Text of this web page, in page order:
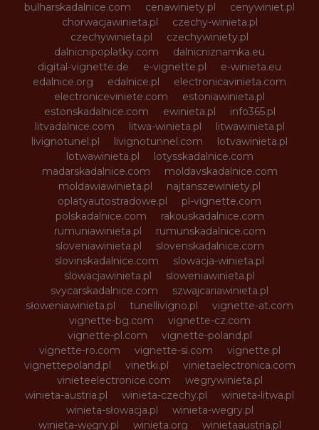
bulharskadalnice.com
cenawiniety.pl
cenywiniet.pl
chorwacjawinieta.pl
czechy-winieta.pl
czechywinieta.pl
czechywiniety.pl
dalnicnipoplatky.com
dalnicniznamka.eu
digital-vignette.de
e-vignette.pl
e-winieta.eu
edalnice.org
edalnice.pl
electronicavinieta.com
electroniceviniete.com
estoniawinieta.pl
estonskadalnice.com
ewinieta.pl
info365.pl
litvadalnice.com
litwa-winieta.pl
litwawinieta.pl
livignotunel.pl
livignotunnel.com
lotvawinieta.pl
lotwawinieta.pl
lotysskadalnice.com
madarskadalnice.com
moldavskadalnice.com
moldawiawinieta.pl
najtanszewiniety.pl
oplatyautostradowe.pl
pl-vignette.com
polskadalnice.com
rakouskadalnice.com
rumuniawinieta.pl
rumunskadalnice.com
sloveniawinieta.pl
slovenskadalnice.com
slovinskadalnice.com
slowacja-winieta.pl
slowacjawinieta.pl
sloweniawinieta.pl
svycarskadalnice.com
szwajcariawinieta.pl
słoweniawinieta.pl
tunellivigno.pl
vignette-at.com
vignette-bg.com
vignette-cz.com
vignette-pl.com
vignette-poland.pl
vignette-ro.com
vignette-si.com
vignette.pl
vignettepoland.pl
vinetki.pl
vinietaelectronica.com
vinieteelectronice.com
wegrywinieta.pl
winieta-austria.pl
winieta-czechy.pl
winieta-litwa.pl
winieta-słowacja.pl
winieta-wegry.pl
winieta-węgry.pl
winieta.org winietaaustria.pl